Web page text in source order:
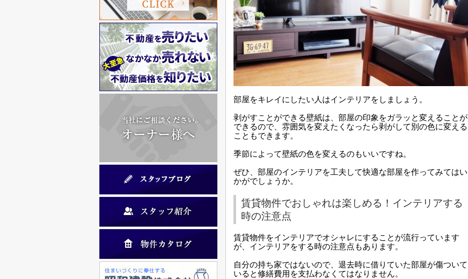
部屋をキレイにしたい人はインテリアをしましょう。
剥がすことができる壁紙は、部屋の印象をガラッと変えることが
できるので、雰囲気を変えたくなったら剥がして別の色に変える
こともできます。
季節によって壁紙の色を変えるのもいいですね。
ぜひ、部屋のインテリアを工夫して快適な部屋を作ってみてはい
かがでしょうか。
賃貸物件でおしゃれは楽しめる！インテリアする
時の注意点
賃貸物件をインテリアでオシャレにすることが流行っています
が、インテリアをする時の注意点もあります。
自分の持ち家ではないので、退去時に借りていた部屋が傷ついて
いると修繕費用を支払わなくてはなりません。